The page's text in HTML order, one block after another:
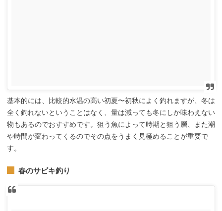
基本的には、比較的水温の高い初夏〜初秋によく釣れますが、冬は
全く釣れないということはなく、量は減っても冬にしか味わえない
物もあるのでおすすめです。狙う魚によって時期と狙う層、また潮
や時間が変わってくるのでその点をうまく見極めることが重要で
す。
春のサビキ釣り